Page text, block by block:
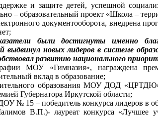
и защите детей, успешной
– образовательный проект «Школа –
документооборота, внедрена
были достигнуты именно
выдвинул новых лидеров в системе
развитию национального
МОУ «Гимназия», награждена
вклад в образование;
образования МОУ ДОД
Губернатора Иркутской области;
№ 15 – победитель конкурса лидеров в
В.П.)- лауреат конкурса «Лучшее